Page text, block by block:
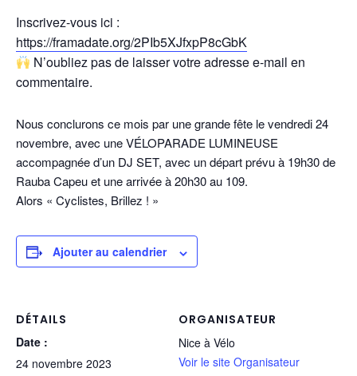
Inscrivez-vous ici :
https://framadate.org/2PIb5XJfxpP8cGbK
N’oubliez pas de laisser votre adresse e-mail en
commentaire.
Nous conclurons ce mois par une grande fête le vendredi 24
novembre, avec une VÉLOPARADE LUMINEUSE
accompagnée d’un DJ SET, avec un départ prévu à 19h30 de
Rauba Capeu et une arrivée à 20h30 au 109.
Alors « Cyclistes, Brillez ! »
Ajouter au calendrier
DÉTAILS
Date :
24 novembre 2023
ORGANISATEUR
Nice à Vélo
Voir le site Organisateur